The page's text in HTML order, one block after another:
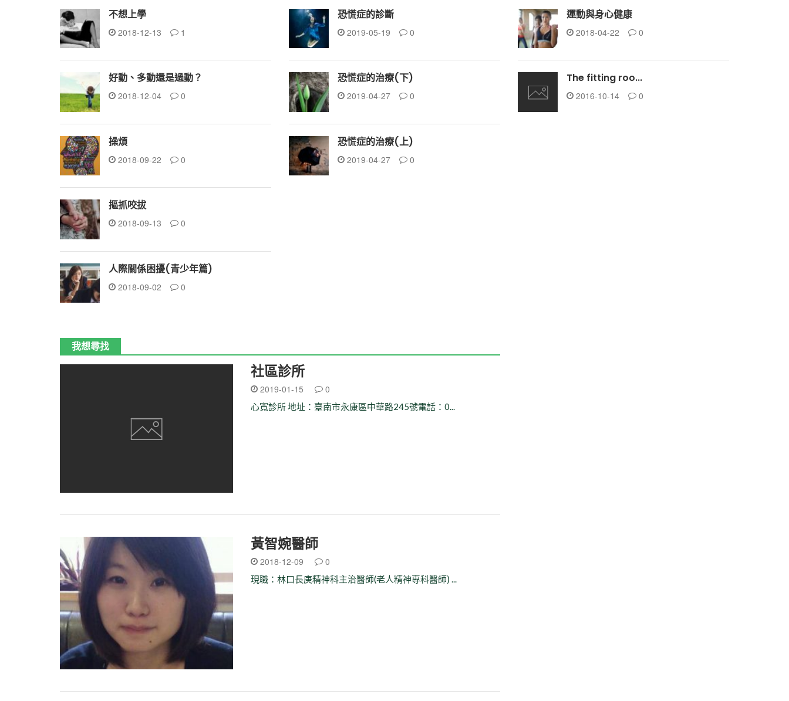
不想上學
2018-12-13 1
好動、多動還是過動？
2018-12-04 0
操煩
2018-09-22 0
摳抓咬拔
2018-09-13 0
人際關係困擾(青少年篇)
2018-09-02 0
恐慌症的診斷
2019-05-19 0
恐慌症的治療(下)
2019-04-27 0
恐慌症的治療(上)
2019-04-27 0
運動與身心健康
2018-04-22 0
The fitting roo...
2016-10-14 0
我想尋找
社區診所
2019-01-15 0
心寬診所 地址：臺南市永康區中華路245號電話：0...
黃智婉醫師
2018-12-09 0
現職：林口長庚精神科主治醫師(老人精神專科醫師) ...